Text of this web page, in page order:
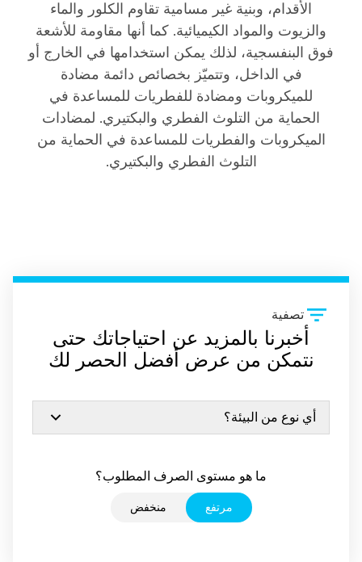
الأقدام، وبنية غير مسامية تقاوم الكلور والماء
والزيوت والمواد الكيميائية. كما أنها مقاومة للأشعة
فوق البنفسجية، لذلك يمكن استخدامها في الخارج أو
في الداخل، وتتميّز بخصائص دائمة مضادة
للميكروبات ومضادة للفطريات للمساعدة في
الحماية من التلوث الفطري والبكتيري. لمضادات
الميكروبات والفطريات للمساعدة في الحماية من
التلوث الفطري والبكتيري.
تصفية
أخبرنا بالمزيد عن احتياجاتك حتى
نتمكن من عرض أفضل الحصر لك
أي نوع من البيئة؟
ما هو مستوى الصرف المطلوب؟
مرتفع منخفض